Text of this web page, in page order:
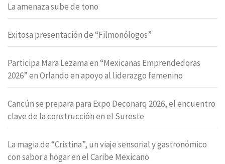
La amenaza sube de tono
Exitosa presentación de “Filmonólogos”
Participa Mara Lezama en “Mexicanas Emprendedoras
2026” en Orlando en apoyo al liderazgo femenino
Cancún se prepara para Expo Deconarq 2026, el encuentro
clave de la construcción en el Sureste
La magia de “Cristina”, un viaje sensorial y gastronómico
con sabor a hogar en el Caribe Mexicano